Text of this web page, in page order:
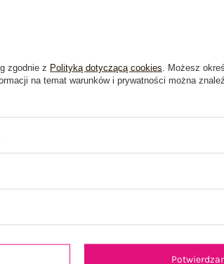
zgodnie z Polityką dotyczącą cookies . Możesz
na temat warunków i prywatności można